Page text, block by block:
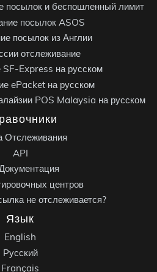
посылок и беспошленный лимит
посылок ASOS
посылок из Англии
отслеживание
Express на русском
ePacket на русском
POS Malaysia на русском
Отслеживания
API
центров
не отслеживается?
Язык
English
Русский
Français